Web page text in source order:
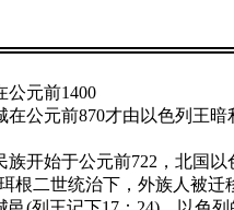
公元前1400
在公元前870才由以色列王暗
族开始于公元前722，北国以
根二世统治下，外族人被迁